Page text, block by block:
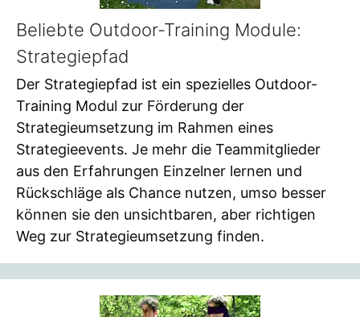
Beliebte Outdoor-Training Module:
Strategiepfad
Der Strategiepfad ist ein spezielles Outdoor-
Training Modul zur Förderung der
Strategieumsetzung im Rahmen eines
Strategieevents. Je mehr die Teammitglieder
aus den Erfahrungen Einzelner lernen und
Rückschläge als Chance nutzen, umso besser
können sie den unsichtbaren, aber richtigen
Weg zur Strategieumsetzung finden.